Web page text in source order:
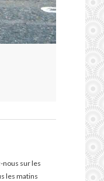
nous sur les
les matins